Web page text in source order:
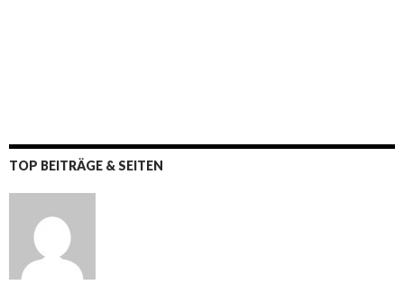
TOP BEITRÄGE & SEITEN